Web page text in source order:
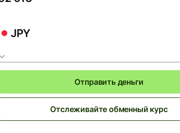
JPY
Отправить деньги
Отслеживайте обменный курс